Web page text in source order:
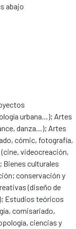
abajo
urbana…); Artes
danza…); Artes
cómic, fotografía,
videocreación,
culturales
conservación y
(diseño de
Estudios teóricos
comisariado,
ciencias y